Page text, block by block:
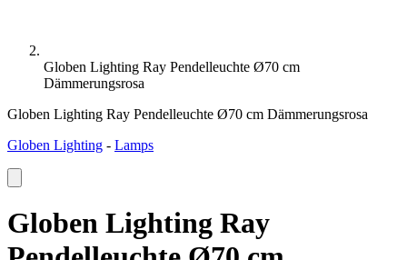
Globen Lighting Ray Pendelleuchte Ø70 cm
Dämmerungsrosa
Globen Lighting Ray Pendelleuchte Ø70 cm Dämmerungsrosa
Globen Lighting - Lamps
Globen Lighting Ray